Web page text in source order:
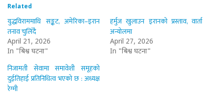
Related
युद्धविराममाथि सङ्कट, अमेरिका–इरान
तनाव चुलिँदै
April 21, 2026
In "बिश्व घटना"
हर्मुज खुलाउन इरानको प्रस्ताव, वार्ता
अन्योलमा
April 27, 2026
In "बिश्व घटना"
निजामती सेवामा समावेशी समूहको
दुईतिहाई प्रतिनिधित्व भएको छ : अध्यक्ष
रेग्मी